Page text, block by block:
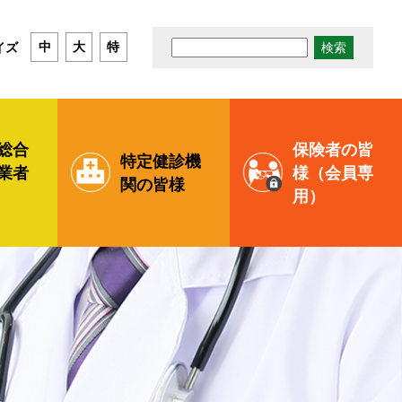
ズ 中 大 特
検
索:
合
者
特定健診機
関の皆様
保険者の皆
様 （会員専
用）